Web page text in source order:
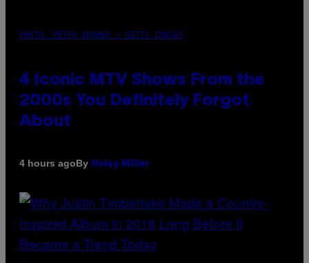
PHOTO: PETER KRAMER / GETTY IMAGES
4 Iconic MTV Shows From the
2000s You Definitely Forgot
About
4 hours agoBy Haley Miller